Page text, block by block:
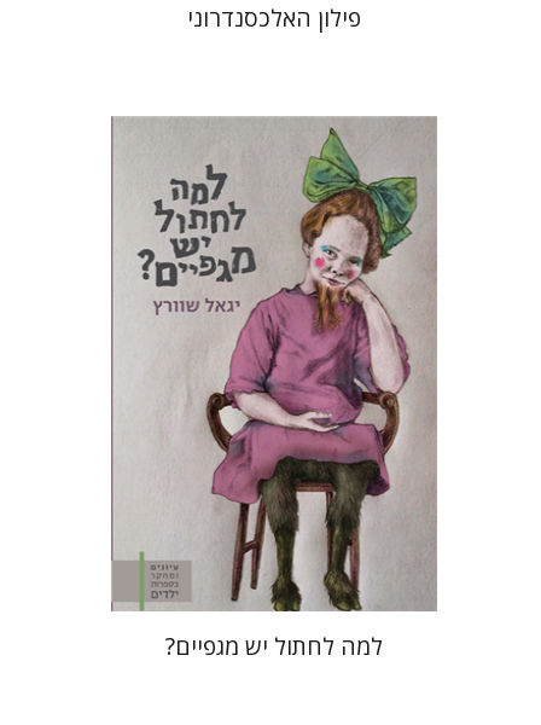
פילון האלכסנדרוני
יגאל שוורץ
תמי ישראלי
הנחת אתר ספר מודפס
$31
$28
למה לחתול יש מגפיים?